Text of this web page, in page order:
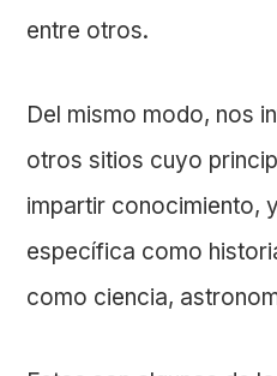
entre otros.
Del mismo modo, nos
otros sitios cuyo
impartir conocimiento,
específica como
como ciencia,